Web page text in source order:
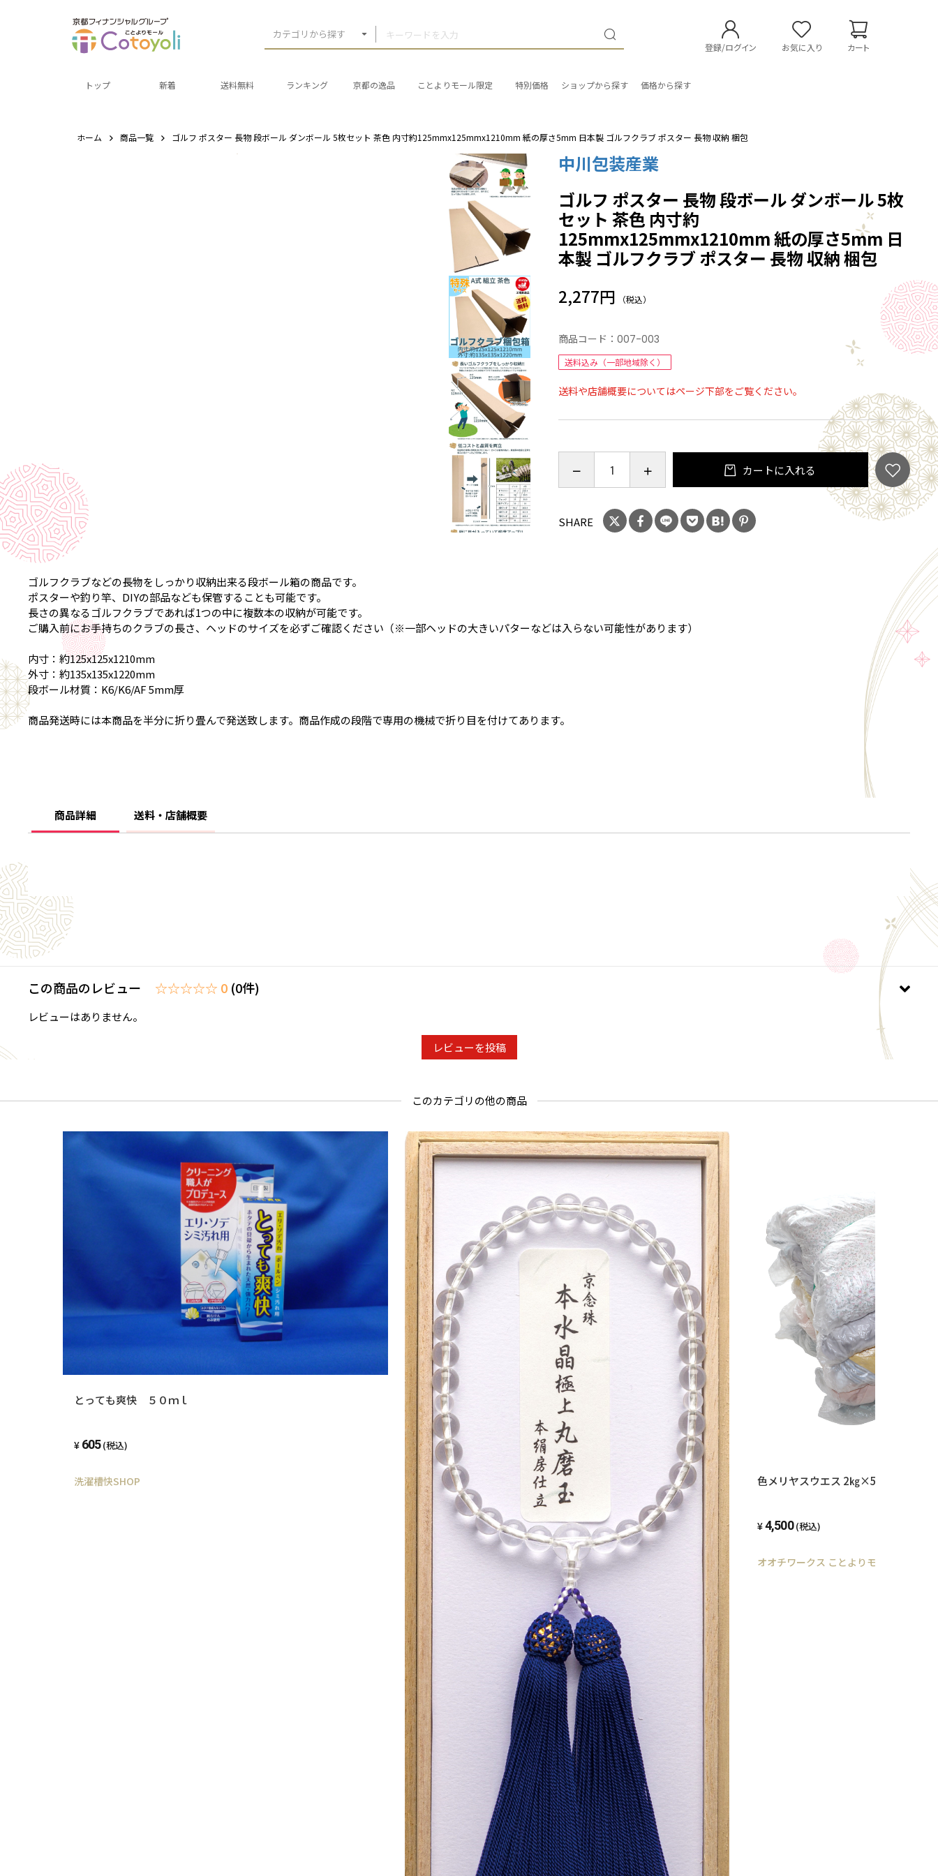
カテゴリから探す
登録/ログイン お気に入り カート
トップ 新着 送料無料 ランキング 京都の逸品 ことよりモール限定 特別価格 ショップから探す 価格から探す
ホーム 商品一覧 ゴルフ ポスター 長物 段ボール ダンボール 5枚セット 茶色 内寸約125mmx125mmx1210mm 紙の厚さ5mm 日本製 ゴルフクラブ ポスター 長物 収納 梱包
中川包装産業
ゴルフ ポスター 長物 段ボール ダンボール 5枚
セット 茶色 内寸約
125mmx125mmx1210mm 紙の厚さ5mm 日
本製 ゴルフクラブ ポスター 長物 収納 梱包
2,277円 （税込）
商品コード：007-003
送料込み（一部地域除く）
送料や店舗概要についてはページ下部をご覧ください。
カートに入れる
SHARE
ゴルフクラブなどの長物をしっかり収納出来る段ボール箱の商品です。
ポスターや釣り竿、DIYの部品なども保管することも可能です。
長さの異なるゴルフクラブであれば1つの中に複数本の収納が可能です。
ご購入前にお手持ちのクラブの長さ、ヘッドのサイズを必ずご確認ください（※一部ヘッドの大きいパターなどは入らない可能性があります）
内寸：約125x125x1210mm
外寸：約135x135x1220mm
段ボール材質：K6/K6/AF 5mm厚
商品発送時には本商品を半分に折り畳んで発送致します。商品作成の段階で専用の機械で折り目を付けてあります。
商品詳細 送料・店舗概要
この商品のレビュー ☆☆☆☆☆ 0 (0件)
レビューはありません。
レビューを投稿
このカテゴリの他の商品
とっても爽快 ５０ｍｌ
605(税込)
洗濯槽快SHOP 色メリヤスウエス 2㎏×5袋 10㎏
4,500 (税込)
オオチワークス ことよりモール店